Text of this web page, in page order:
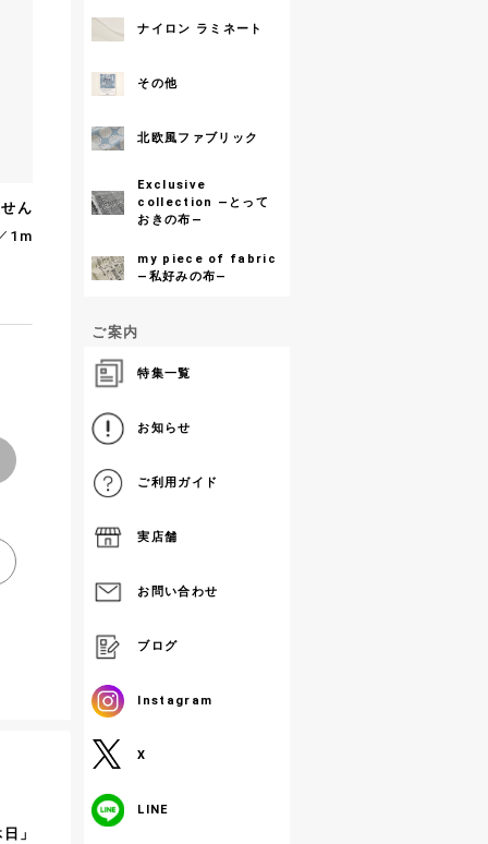
ん
1m
」
ナイロン ラミネート
その他
北欧風ファブリック
Exclusive
collection ―とって
おきの布―
my piece of fabric
―私好みの布―
ご案内
特集一覧
お知らせ
ご利用ガイド
実店舗
お問い合わせ
ブログ
Instagram
X
LINE